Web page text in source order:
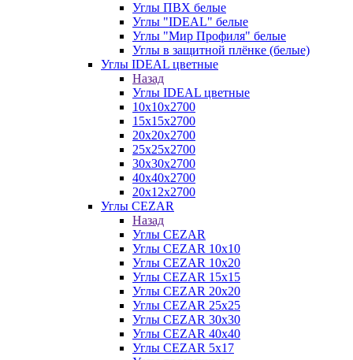
Углы ПВХ белые
Углы "IDEAL" белые
Углы "Мир Профиля" белые
Углы в защитной плёнке (белые)
Углы IDEAL цветные
Назад
Углы IDEAL цветные
10х10х2700
15х15х2700
20х20х2700
25х25х2700
30х30х2700
40х40х2700
20х12х2700
Углы CEZAR
Назад
Углы CEZAR
Углы CEZAR 10х10
Углы CEZAR 10х20
Углы CEZAR 15х15
Углы CEZAR 20х20
Углы CEZAR 25х25
Углы CEZAR 30х30
Углы CEZAR 40х40
Углы CEZAR 5х17